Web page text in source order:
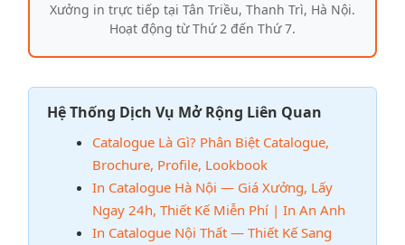
Xưởng in trực tiếp tại Tân Triều, Thanh Trì, Hà Nội.
Hoạt động từ Thứ 2 đến Thứ 7.
Hệ Thống Dịch Vụ Mở Rộng Liên Quan
Catalogue Là Gì? Phân Biệt Catalogue,
Brochure, Profile, Lookbook
In Catalogue Hà Nội — Giá Xưởng, Lấy
Ngay 24h, Thiết Kế Miễn Phí | In An Anh
In Catalogue Nội Thất — Thiết Kế Sang